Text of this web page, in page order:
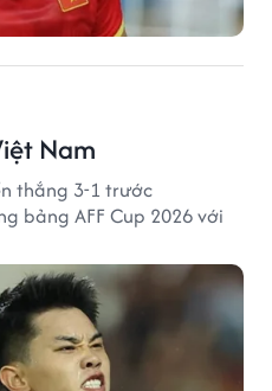
Nam
thắng 3-1 trước
bảng AFF Cup 2026 với